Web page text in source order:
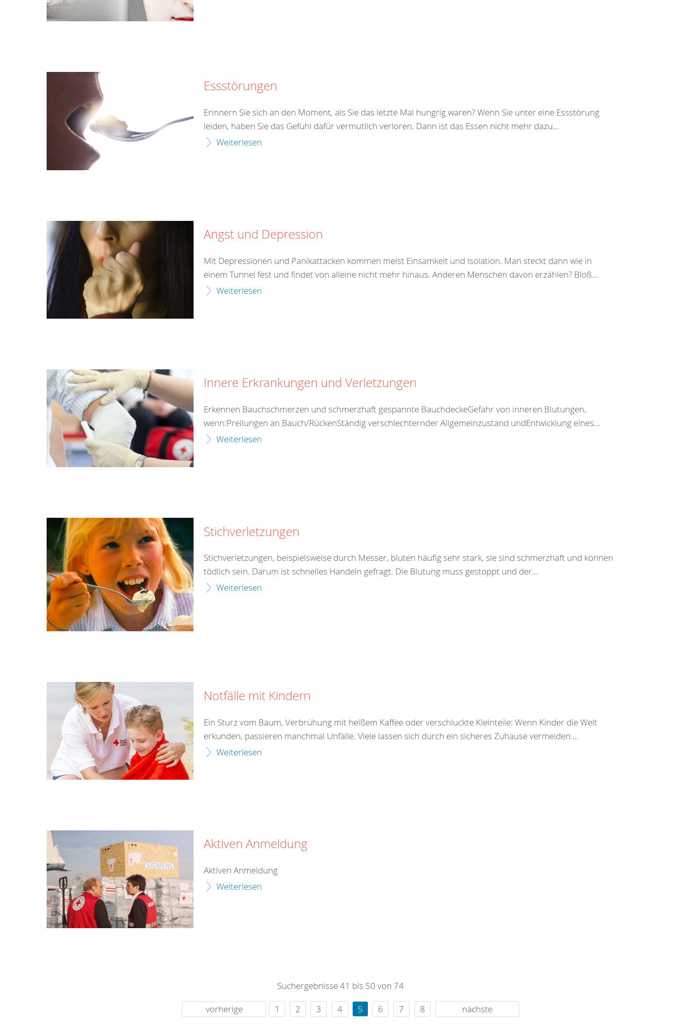
Essstörungen
Erinnern Sie sich an den Moment, als Sie das letzte Mal hungrig waren? Wenn Sie unter eine Essstörung
leiden, haben Sie das Gefühl dafür vermutlich verloren. Dann ist das Essen nicht mehr dazu...
Weiterlesen
Angst und Depression
Mit Depressionen und Panikattacken kommen meist Einsamkeit und Isolation. Man steckt dann wie in
einem Tunnel fest und findet von alleine nicht mehr hinaus. Anderen Menschen davon erzählen? Bloß...
Weiterlesen
Innere Erkrankungen und Verletzungen
Erkennen Bauchschmerzen und schmerzhaft gespannte BauchdeckeGefahr von inneren Blutungen,
wenn:Prellungen an Bauch/RückenStändig verschlechternder Allgemeinzustand undEntwicklung eines...
Weiterlesen
Stichverletzungen
Stichverletzungen, beispielsweise durch Messer, bluten häufig sehr stark, sie sind schmerzhaft und können
tödlich sein. Darum ist schnelles Handeln gefragt. Die Blutung muss gestoppt und der...
Weiterlesen
Notfälle mit Kindern
Ein Sturz vom Baum, Verbrühung mit heißem Kaffee oder verschluckte Kleinteile: Wenn Kinder die Welt
erkunden, passieren manchmal Unfälle. Viele lassen sich durch ein sicheres Zuhause vermeiden....
Weiterlesen
Aktiven Anmeldung
Aktiven Anmeldung
Weiterlesen
Suchergebnisse 41 bis 50 von 74
vorherige
1 2 3 4 5 6 7 8 nächste